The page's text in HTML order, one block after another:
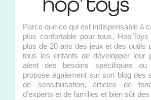
Parce que ce qui est indispensable à
plus confortable pour tous,
plus de 20 ans des jeux et des outils
tous les enfants de développer leur
aient des besoins spécifiques ou
propose également sur son blog des
de sensibilisation, articles de
d'experts et de familles et bien sûr